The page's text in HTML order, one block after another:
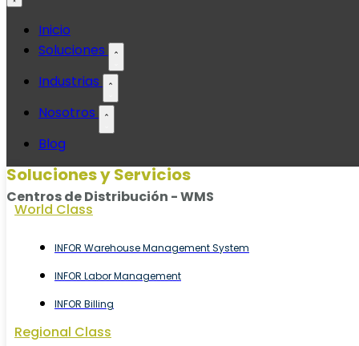
contenido
Inicio
Soluciones
Industrias
Nosotros
Blog
Soluciones y Servicios
Centros de Distribución - WMS
World Class
INFOR Warehouse Management System
INFOR Labor Management
INFOR Billing
Regional Class